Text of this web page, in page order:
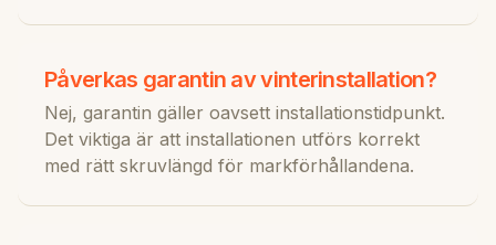
Påverkas garantin av vinterinstallation?
Nej, garantin gäller oavsett installationstidpunkt.
Det viktiga är att installationen utförs korrekt
med rätt skruvlängd för markförhållandena.